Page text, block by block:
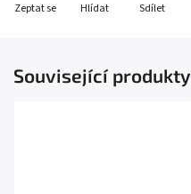
Zeptat se Hlídat Sdílet
Související produkty